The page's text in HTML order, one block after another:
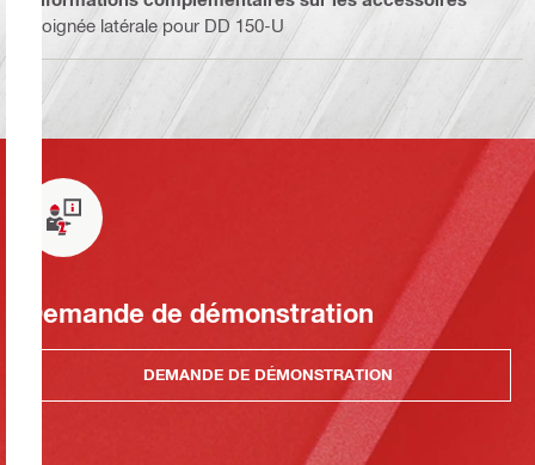
Poignée latérale pour DD 150-U
Demande de démonstration
DEMANDE DE DÉMONSTRATION